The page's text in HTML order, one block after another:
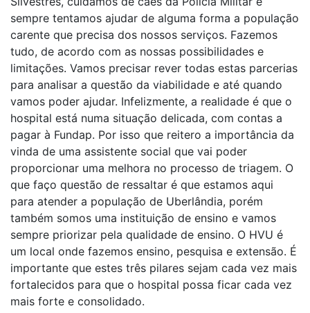
sempre tentamos ajudar de alguma forma a população
carente que precisa dos nossos serviços. Fazemos
tudo, de acordo com as nossas possibilidades e
limitações. Vamos precisar rever todas estas parcerias
para analisar a questão da viabilidade e até quando
vamos poder ajudar. Infelizmente, a realidade é que o
hospital está numa situação delicada, com contas a
pagar à Fundap. Por isso que reitero a importância da
vinda de uma assistente social que vai poder
proporcionar uma melhora no processo de triagem. O
que faço questão de ressaltar é que estamos aqui
para atender a população de Uberlândia, porém
também somos uma instituição de ensino e vamos
sempre priorizar pela qualidade de ensino. O HVU é
um local onde fazemos ensino, pesquisa e extensão. É
importante que estes três pilares sejam cada vez mais
fortalecidos para que o hospital possa ficar cada vez
mais forte e consolidado.